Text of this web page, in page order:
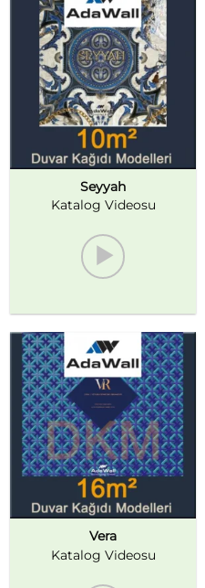
Seyyah
Katalog Videosu
Vera
Katalog Videosu